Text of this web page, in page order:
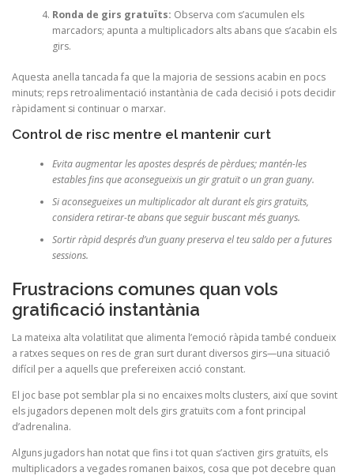
Ronda de girs gratuïts: Observa com s’acumulen els
marcadors; apunta a multiplicadors alts abans que s’acabin els
girs.
Aquesta anella tancada fa que la majoria de sessions acabin en pocs
minuts; reps retroalimentació instantània de cada decisió i pots decidir
ràpidament si continuar o marxar.
Control de risc mentre el mantenir curt
Evita augmentar les apostes després de pèrdues; mantén-les
estables fins que aconsegueixis un gir gratuït o un gran guany.
Si aconsegueixes un multiplicador alt durant els girs gratuïts,
considera retirar-te abans que seguir buscant més guanys.
Sortir ràpid després d’un guany preserva el teu saldo per a futures
sessions.
Frustracions comunes quan vols
gratificació instantània
La mateixa alta volatilitat que alimenta l’emoció ràpida també condueix
a ratxes seques on res de gran surt durant diversos girs—una situació
difícil per a aquells que prefereixen acció constant.
El joc base pot semblar pla si no encaixes molts clusters, així que sovint
els jugadors depenen molt dels girs gratuïts com a font principal
d’adrenalina.
Alguns jugadors han notat que fins i tot quan s’activen girs gratuïts, els
multiplicadors a vegades romanen baixos, cosa que pot decebre quan